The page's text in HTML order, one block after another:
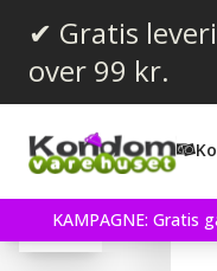
✔ Gratis
over 99 kr.
KAMPAGNE: Gratis